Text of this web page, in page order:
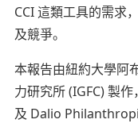
CCI 這類工具的需求
及競爭。
本報告由紐約大學阿
力研究所 (IGFC) 製
及 Dalio